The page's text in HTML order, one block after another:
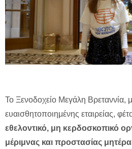
Το Ξενοδοχείο Μεγάλη Βρεταννία,
ευαισθητοποιημένης εταιρείας,
εθελοντικό, μη κερδοσκοπικό
μέριμνας και προστασίας